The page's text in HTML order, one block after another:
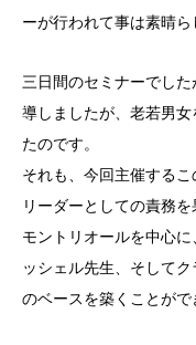
ーが行われて事は素晴ら
三日間のセミナーでし
導しましたが、老若男
たのです。
それも、今回主催するこ
リーダーとしての責務を
モントリオールを中心
ッシェル先生、そして
のベースを築くことがで